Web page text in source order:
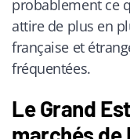
probablement ce
attire de plus en
française et
fréquentées.
Le Grand